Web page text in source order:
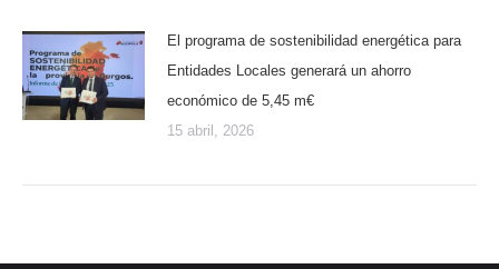
El programa de sostenibilidad energética para
Entidades Locales generará un ahorro
económico de 5,45 m€
15 abril, 2026